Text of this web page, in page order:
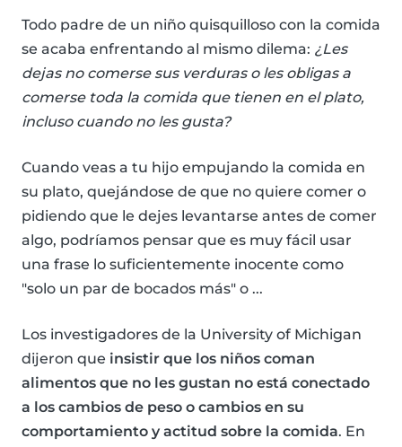
Todo padre de un niño quisquilloso con la comida
se acaba enfrentando al mismo dilema: ¿Les
dejas no comerse sus verduras o les obligas a
comerse toda la comida que tienen en el plato,
incluso cuando no les gusta?
Cuando veas a tu hijo empujando la comida en
su plato, quejándose de que no quiere comer o
pidiendo que le dejes levantarse antes de comer
algo, podríamos pensar que es muy fácil usar
una frase lo suficientemente inocente como
"solo un par de bocados más" o ...
Los investigadores de la University of Michigan
dijeron que insistir que los niños coman
alimentos que no les gustan no está conectado
a los cambios de peso o cambios en su
comportamiento y actitud sobre la comida. En